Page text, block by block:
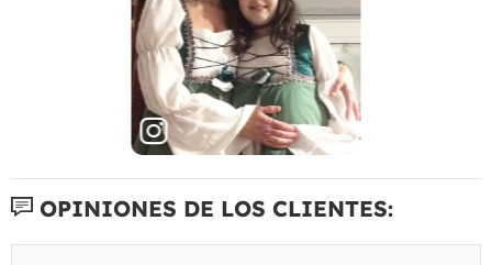
OPINIONES DE LOS CLIENTES: